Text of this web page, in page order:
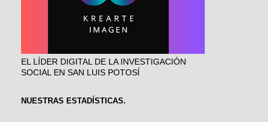
EL LÍDER DIGITAL DE LA INVESTIGACIÓN
SOCIAL EN SAN LUIS POTOSÍ
NUESTRAS ESTADÍSTICAS.